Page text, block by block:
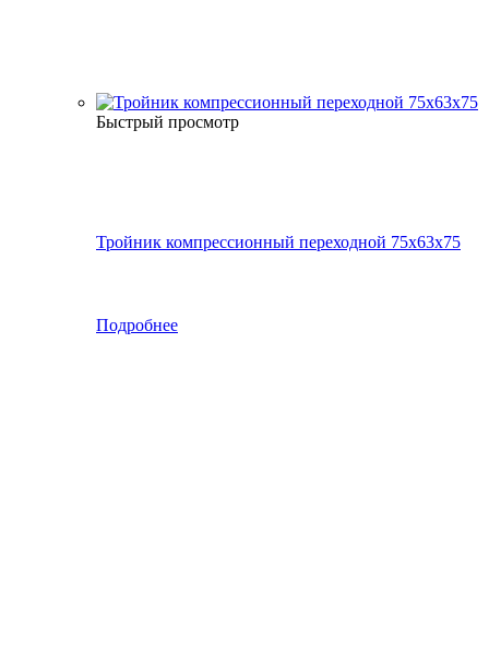
Быстрый просмотр
Тройник компрессионный переходной 75x63x75
Подробнее